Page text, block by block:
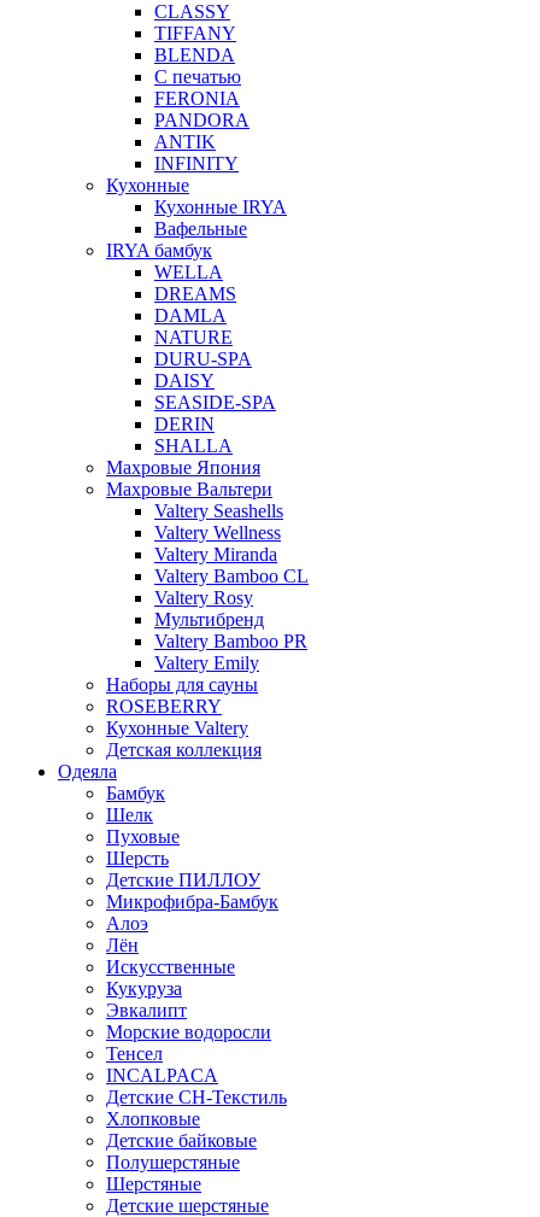
CLASSY
TIFFANY
BLENDA
С печатью
FERONIA
PANDORA
ANTIK
INFINITY
Кухонные
Кухонные IRYA
Вафельные
IRYA бамбук
WELLA
DREAMS
DAMLA
NATURE
DURU-SPA
DAISY
SEASIDE-SPA
DERIN
SHALLA
Махровые Япония
Махровые Вальтери
Valtery Seashells
Valtery Wellness
Valtery Miranda
Valtery Bamboo CL
Valtery Rosy
Мультибренд
Valtery Bamboo PR
Valtery Emily
Наборы для сауны
ROSEBERRY
Кухонные Valtery
Детская коллекция
Одеяла
Бамбук
Шелк
Пуховые
Шерсть
Детские ПИЛЛОУ
Микрофибра-Бамбук
Алоэ
Лён
Искусственные
Кукуруза
Эвкалипт
Морские водоросли
Тенсел
INCALPACA
Детские СН-Текстиль
Хлопковые
Детские байковые
Полушерстяные
Шерстяные
Детские шерстяные